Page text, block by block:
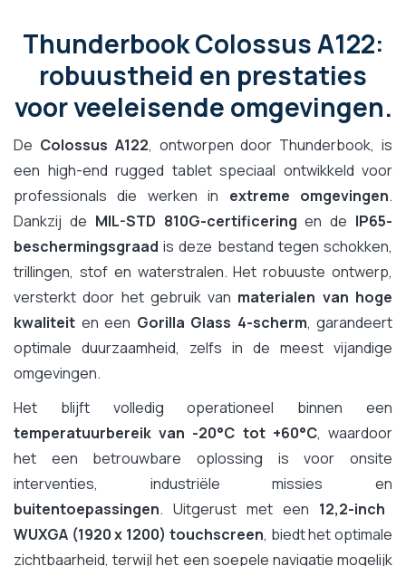
Thunderbook Colossus A122:
robuustheid en prestaties
voor veeleisende omgevingen.
De Colossus A122, ontworpen door Thunderbook, is
een high-end rugged tablet speciaal ontwikkeld voor
professionals die werken in extreme omgevingen.
Dankzij de MIL-STD 810G-certificering en de IP65-
beschermingsgraad is deze bestand tegen schokken,
trillingen, stof en waterstralen. Het robuuste ontwerp,
versterkt door het gebruik van materialen van hoge
kwaliteit en een Gorilla Glass 4-scherm, garandeert
optimale duurzaamheid, zelfs in de meest vijandige
omgevingen.
Het blijft volledig operationeel binnen een
temperatuurbereik van -20°C tot +60°C, waardoor
het een betrouwbare oplossing is voor onsite
interventies, industriële missies en
buitentoepassingen. Uitgerust met een 12,2-inch
WUXGA (1920 x 1200) touchscreen, biedt het optimale
zichtbaarheid, terwijl het een soepele navigatie mogelijk